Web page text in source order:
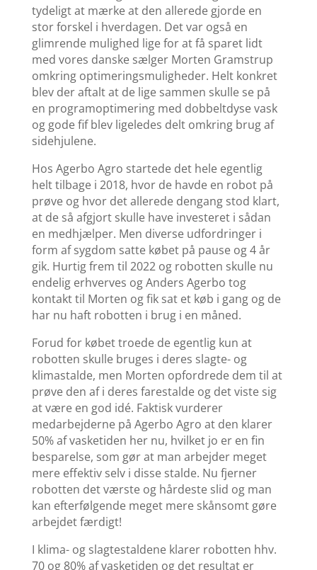
tydeligt at mærke at den allerede gjorde en
stor forskel i hverdagen. Det var også en
glimrende mulighed lige for at få sparet lidt
med vores danske sælger Morten Gramstrup
omkring optimeringsmuligheder. Helt konkret
blev der aftalt at de lige sammen skulle se på
en programoptimering med dobbeltdyse vask
og gode fif blev ligeledes delt omkring brug af
sidehjulene.
Hos Agerbo Agro startede det hele egentlig
helt tilbage i 2018, hvor de havde en robot på
prøve og hvor det allerede dengang stod klart,
at de så afgjort skulle have investeret i sådan
en medhjælper. Men diverse udfordringer i
form af sygdom satte købet på pause og 4 år
gik. Hurtig frem til 2022 og robotten skulle nu
endelig erhverves og Anders Agerbo tog
kontakt til Morten og fik sat et køb i gang og de
har nu haft robotten i brug i en måned.
Forud for købet troede de egentlig kun at
robotten skulle bruges i deres slagte- og
klimastalde, men Morten opfordrede dem til at
prøve den af i deres farestalde og det viste sig
at være en god idé. Faktisk vurderer
medarbejderne på Agerbo Agro at den klarer
50% af vasketiden her nu, hvilket jo er en fin
besparelse, som gør at man arbejder meget
mere effektiv selv i disse stalde. Nu fjerner
robotten det værste og hårdeste slid og man
kan efterfølgende meget mere skånsomt gøre
arbejdet færdigt!
I klima- og slagtestaldene klarer robotten hhv.
70 og 80% af vasketiden og det resultat er